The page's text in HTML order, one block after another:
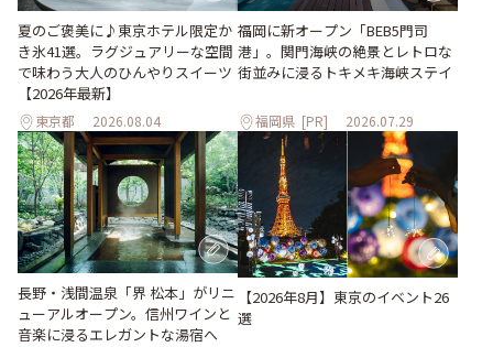
夏のご褒美に♪東京ホテル限定か
き氷41選。ラグジュアリーな空間
で味わう大人のひんやりスイーツ
【2026年最新】
東京都 2026.08.04
福岡に新オープン「BEB5門司
港」。関門海峡の絶景とレトロな
街並みに浸るトキメキ海峡ステイ
福岡県 [PR] 2026.07.29
長野・浅間温泉「界 松本」がリニ
ューアルオープン。信州ワインと
音楽に浸るエレガントな湯宿へ
【2026年8月】東京のイベント26
選